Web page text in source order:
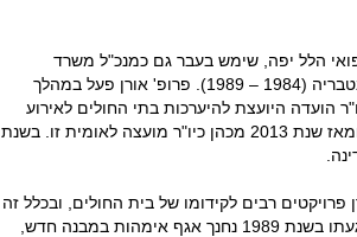
מנהל המרכז הרפואי הלל יפה, שימש בעבר גם כמנכ"ל משרד
הבריאות (1995 – 1996), ולפני כן כמנהל בית החולים פוריה בטבריה (1984 – 1989). פרופ' אורן פעל במהלך
הועדה היועצת להיערכות בתי החולים לאירוע
ביולוגי חריג, וכן במועצה הלאומית לטראומה ולרפואה דחופה ומאז שנת 2013 מכהן כיו"ר מועצה לאומית זו. בשנת
רבים לקידומו של בית החולים, ובכלל זה
תכנים רפואיים, מבנה ארגוני, טכנולוגיות, אקדמיה ועוד. עם הגעתו בשנת 1989 נחנך אגף אימהות במבנה חדש,